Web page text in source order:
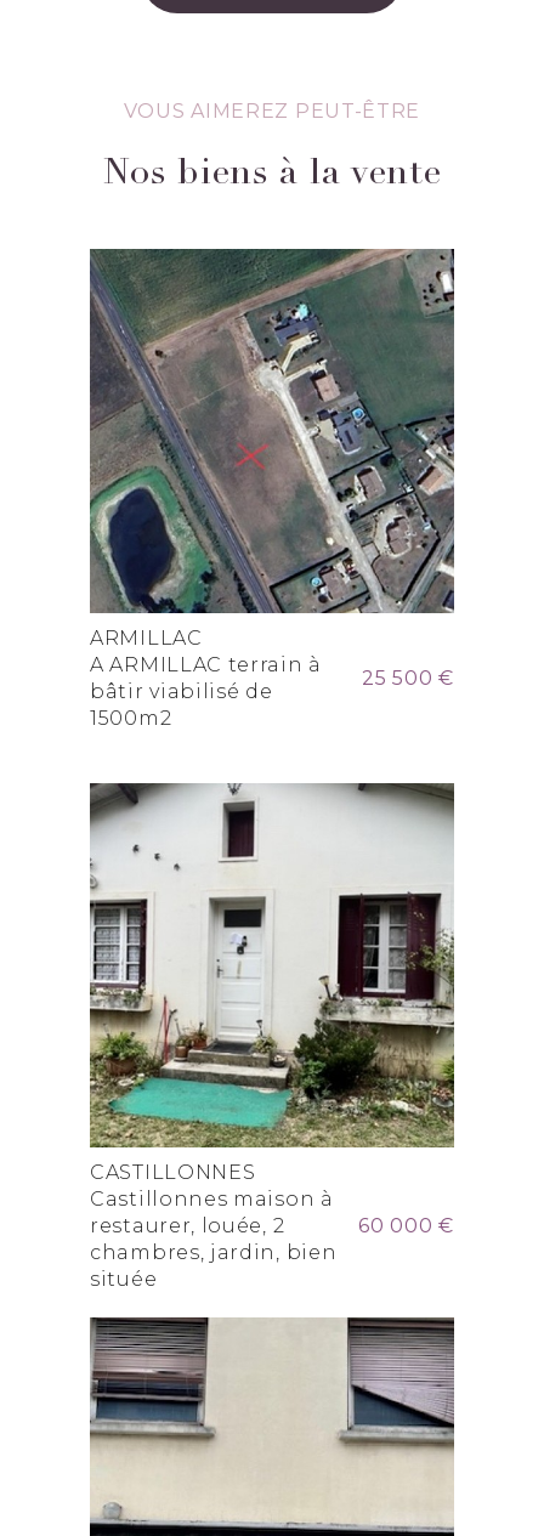
VOUS AIMEREZ PEUT-ÊTRE
Nos biens à la vente
ARMILLAC
A ARMILLAC terrain à
bâtir viabilisé de
1500m2
25 500 €
CASTILLONNES
Castillonnes maison à
restaurer, louée, 2
chambres, jardin, bien
située
60 000 €